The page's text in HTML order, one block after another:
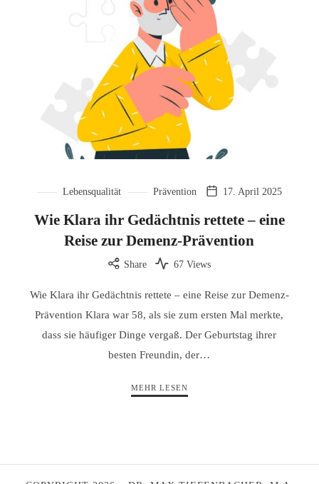
Lebensqualität Prävention 17. April 2025
Wie Klara ihr Gedächtnis rettete – eine
Reise zur Demenz-Prävention
Share 67 Views
Wie Klara ihr Gedächtnis rettete – eine Reise zur Demenz-
Prävention Klara war 58, als sie zum ersten Mal merkte,
dass sie häufiger Dinge vergaß. Der Geburtstag ihrer
besten Freundin, der…
MEHR LESEN